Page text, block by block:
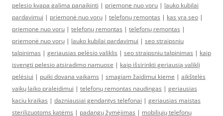
pelesio kvapa galima panaikinti | priemone nuo voru | lauko kubilai
pardavimui | priemonė nuo vorų | telefonų remontas | kas yra seo |
priemone nuo voru | telefonų remontas | telefonų remontas |
priemonė nuo vorų | lauko kubilai pardavimui | seo straipsniu
talpinimas | geriausias pelėsio valiklis | seo straipsniu talpinimas | kaip
isvengti pelesio atsiradimo namuose | kaip išsirinkti geriausią valiklį
pelėsiui | puiki dovana vaikams | smagiam žaidimui kieme | aikštelės
vaikų laiko praleidimui | telefonų remontas naudingas | geriausias
kaciu kraikas | dazniausiai gendantys telefonai | geriausias maistas
sterilizuotoms katėms | padangų žymėjimas | mobiliųjų telefonų